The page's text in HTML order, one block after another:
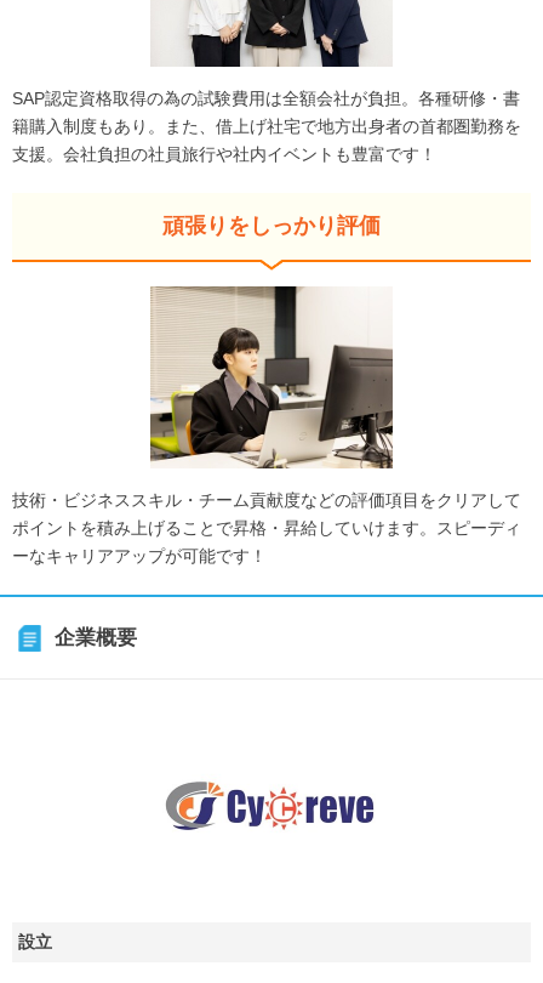
SAP認定資格取得の為の試験費用は全額会社が負担。各種研修・書
籍購入制度もあり。また、借上げ社宅で地方出身者の首都圏勤務を
支援。会社負担の社員旅行や社内イベントも豊富です！
頑張りをしっかり評価
技術・ビジネススキル・チーム貢献度などの評価項目をクリアして
ポイントを積み上げることで昇格・昇給していけます。スピーディ
ーなキャリアアップが可能です！
企業概要
設立